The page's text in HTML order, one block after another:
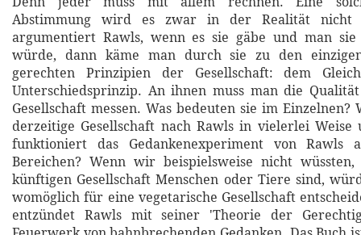
Abstimmung wird es zwar in der Realität nicht
argumentiert Rawls, wenn es sie gäbe und man sie
würde, dann käme man durch sie zu den
gerechten Prinzipien der Gesellschaft: dem
Unterschiedsprinzip. An ihnen muss man die
Gesellschaft messen. Was bedeuten sie im Einzelnen?
derzeitige Gesellschaft nach Rawls in vielerlei Weise
funktioniert das Gedankenexperiment von Rawls
Bereichen? Wenn wir beispielsweise nicht
künftigen Gesellschaft Menschen oder Tiere sind,
womöglich für eine vegetarische Gesellschaft
entzündet Rawls mit seiner 'Theorie der